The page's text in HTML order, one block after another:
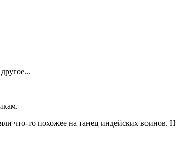
то похожее на танец индейских воинов.